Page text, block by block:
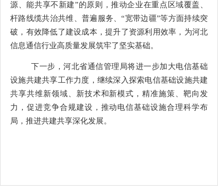
源、能共享不新建”的原则，推动企业在重点区域覆盖、
杆路线缆共治共维、普遍服务、“宽带边疆”等方面持续突
破，有效降低了建设成本，提升了资源利用效率，为河北
信息通信行业高质量发展筑牢了坚实基础。
下一步，河北省通信管理局将进一步加大电信基础
设施共建共享工作力度，继续深入探索电信基础设施共建
共享共维新领域、新技术和新模式，精准施策、靶向发
力，促进竞争合规建设，推动电信基础设施合理科学布
局，推进共建共享深化发展。